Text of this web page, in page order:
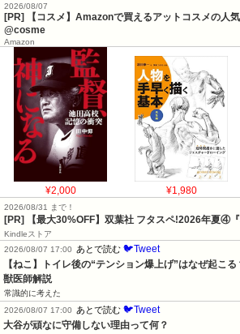
2026/08/07
[PR] 【コスメ】Amazonで買えるアットコスメの人
@cosme
Amazon
¥2,000 ¥1,980
2026/08/31 まで！
[PR] 【最大30%OFF】双葉社 フタスペ!2026年夏④
Kindleストア
2026/08/07 17:00
あとで読む 🐦Tweet
【ねこ】トイレ後の“テンション爆上げ”はなぜ起こ
獣医師解説
常識的に考えた
2026/08/07 17:00
あとで読む 🐦Tweet
大谷が頑なに守備しない理由って何？